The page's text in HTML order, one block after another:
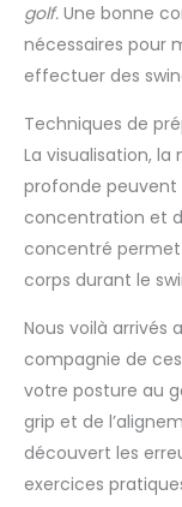
golf. Une bonne
nécessaires pour
effectuer des
Techniques de
La visualisation,
profonde
concentration et
concentré
corps durant le
Nous voilà arrivés
compagnie de
votre posture au
grip et de
découvert les
exercices